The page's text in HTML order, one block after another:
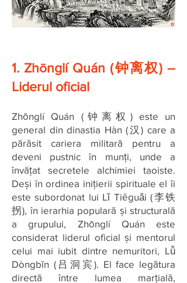
1. Zhōnglí Quán (钟离权) –
Liderul oficial
Zhōnglí Quán (钟离权) este un
general din dinastia Hàn (汉) care a
părăsit cariera militară pentru a
deveni pustnic în munți, unde a
învățat secretele alchimiei taoiste.
Deși în ordinea inițierii spirituale el îi
este subordonat lui Lǐ Tiěguǎi (李铁
拐), în ierarhia populară și structurală
a grupului, Zhōnglí Quán este
considerat liderul oficial și mentorul
celui mai iubit dintre nemuritori, Lǚ
Dòngbīn (吕洞宾). El face legătura
directă între lumea marțială,